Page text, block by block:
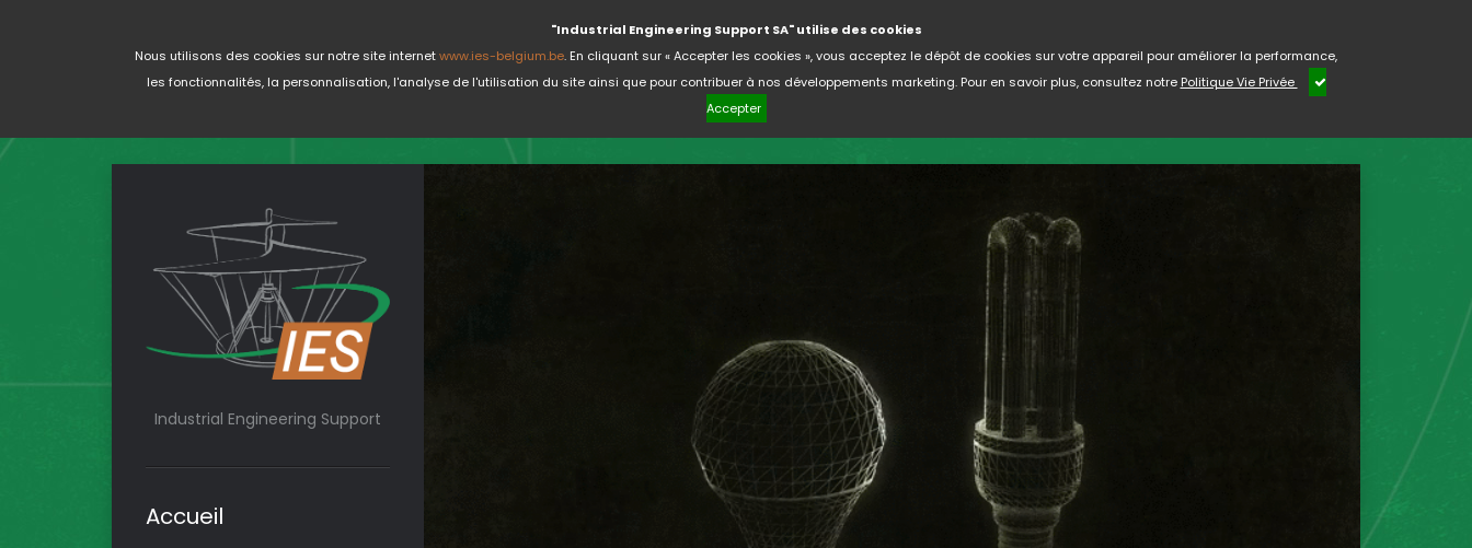
"Industrial Engineering Support SA" utilise des cookies
Nous utilisons des cookies sur notre site internetwww.ies-belgium.be. En cliquant sur « Accepter les cookies », vous acceptez le dépôt de cookies sur votre appareil pour améliorer la performance,
les fonctionnalités, la personnalisation, l'analyse de l'utilisation du site ainsi que pour contribuer à nos développements marketing. Pour en savoir plus, consultez notre Politique Vie Privée
Accepter
Industrial Engineering Support
Accueil